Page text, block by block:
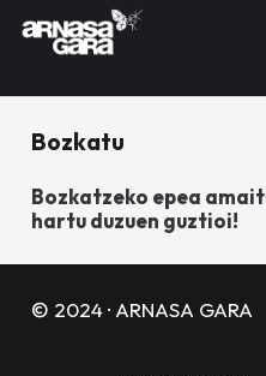
Bozkatu
Bozkatzeko epea
hartu duzuen guztioi!
© 2024 · ARNASA GARA